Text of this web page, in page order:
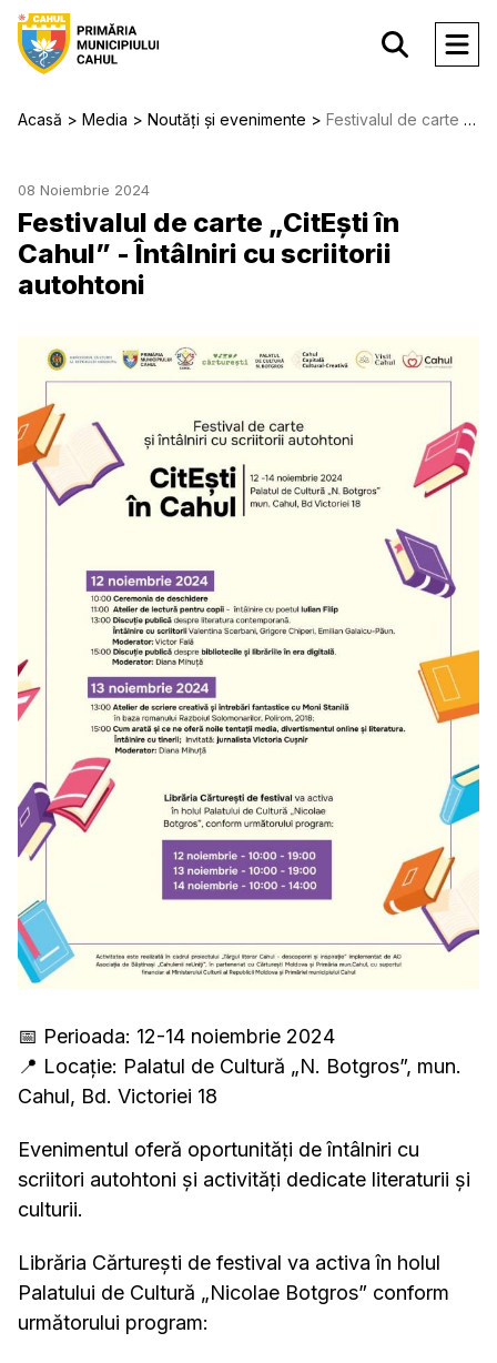
Acasă Media Noutăți și evenimente Festivalul de carte „CitEști în Cahul” - Întâlniri cu scriitorii autohtoni
08 Noiembrie 2024
Festivalul de carte „CitEști în
Cahul” - Întâlniri cu scriitorii
autohtoni
📅 Perioada: 12-14 noiembrie 2024
📍 Locație: Palatul de Cultură „N. Botgros”, mun.
Cahul, Bd. Victoriei 18
Evenimentul oferă oportunități de întâlniri cu
scriitori autohtoni și activități dedicate literaturii și
culturii.
Librăria Cărturești de festival va activa în holul
Palatului de Cultură „Nicolae Botgros” conform
următorului program: